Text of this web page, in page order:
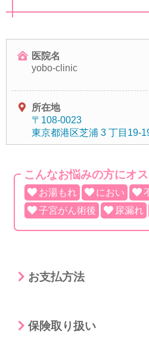
医院名
yobo-clinic
所在地
〒108-0023
東京都港区芝浦 3 丁目19-
こんなお悩みの方にオ
お湯もれ におい
子宮がん術後
尿漏れ
お支払方法
保険取り扱い